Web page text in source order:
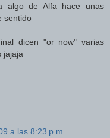
algo de Alfa hace unas
sentido
dicen "or now" varias
jajaja
a las 8:23 p.m.